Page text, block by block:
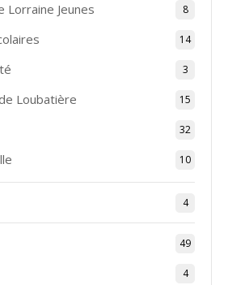
Lorraine Jeunes 8
14
3
Loubatière 15
32
10
4
49
4